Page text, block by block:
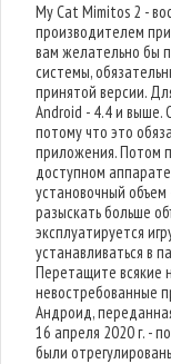
My Cat Mimitos 2 -
производителем
вам желательно бы
системы,
принятой версии.
Android - 4.4 и
потому что это
приложения. Потом
доступном
установочный
разыскать больше
эксплуатируется
устанавливаться в
Перетащите всякие
невостребованные
Андроид,
16 апреля 2020 г. -
были